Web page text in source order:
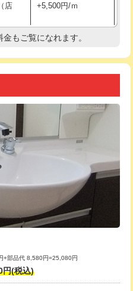
27,500円
38,500円
38,500円
現場見積
です。
3,300円
5,500円
ド止
5,500円
し作
11,000円
使
33,000円
使
銅
44,000円
銅
作
店
+5,500円/ｍ
現地調査
+3,300円
33,000円
・修
業）
11,000円
・修
業）
22,000円
・修
業）
33,000円
もご覧になれます。
+部品代 8,580円=25,080円
円(税込)